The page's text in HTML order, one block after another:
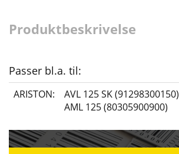
Produktbeskrivelse
Passer bl.a. til:
ARISTON: AVL 125 SK (91298300150)
AML 125 (80305900900)